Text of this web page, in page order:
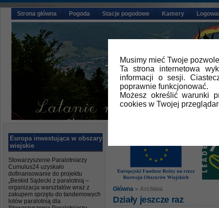
Musimy mieć Twoje
Ta strona internetowa
informacji o sesji.
poprawnie funkcjonować.
Możesz określić warunki
cookies w Twojej
Strona główna Pogoda Stacje pogodowe Kamery
Europa inwestująca w obszary
wiejskie
Stowarzyszenie Paralotniarzy
Cumulus24 uzyskało
dofinansowanie do projektu
„Beskid Sądecki z paralotnią –
organizacja warsztatów wraz z
zakupem sprzętu do tandemowych
lotów paralotnią dla
Główna » Archiwa
Działy jeszcze raz